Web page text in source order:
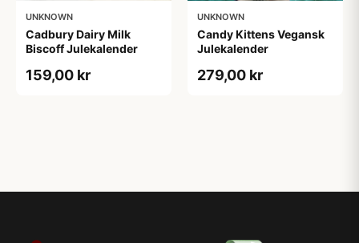
UNKNOWN
Cadbury Dairy Milk
Biscoff Julekalender
159,00 kr
UNKNOWN
Candy Kittens Vegansk
Julekalender
279,00 kr